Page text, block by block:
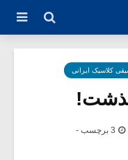
کلاسیک ایرانی
3 برچسب -